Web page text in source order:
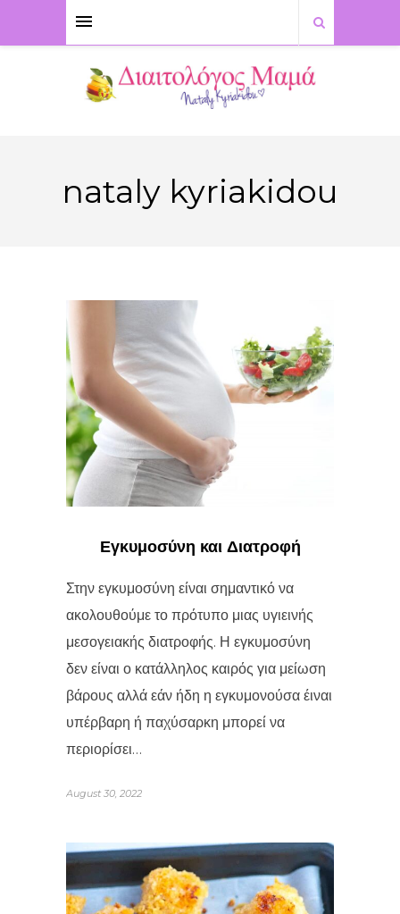
nataly kyriakidou
Εγκυμοσύνη και Διατροφή
Στην εγκυμοσύνη είναι σημαντικό να
ακολουθούμε το πρότυπο μιας υγιεινής
μεσογειακής διατροφής. Η εγκυμοσύνη
δεν είναι ο κατάλληλος καιρός για μείωση
βάρους αλλά εάν ήδη η εγκυμονούσα έιναι
υπέρβαρη ή παχύσαρκη μπορεί να
περιορίσει…
August 30, 2022